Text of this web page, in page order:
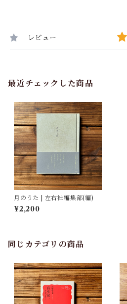
レビュー
最近チェックした商品
月のうた | 左右社編集部(編)
¥2,200
同じカテゴリの商品